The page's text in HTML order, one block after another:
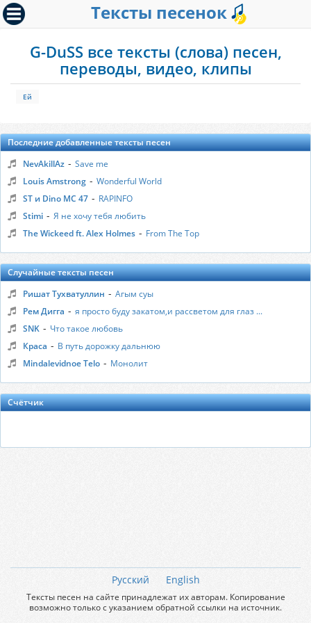
Тексты песенок
G-DuSS все тексты (слова) песен,
переводы, видео, клипы
Ей
Последние добавленные тексты песен
NevAkillAz - Save me
Louis Amstrong - Wonderful World
ST и Dino MC 47 - RAPINFO
Stimi - Я не хочу тебя любить
The Wickeed ft. Alex Holmes - From The Top
Случайные тексты песен
Ришат Тухватуллин - Агым суы
Рем Дигга - я просто буду закатом,и рассветом для глаз ...
SNK - Что такое любовь
Краса - В путь дорожку дальнюю
Mindalevidnoe Telo - Монолит
Счётчик
Русский English
Тексты песен на сайте принадлежат их авторам. Копирование
возможно только с указанием обратной ссылки на источник.